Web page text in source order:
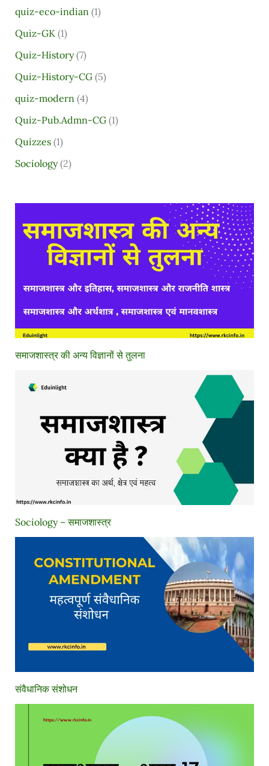
quiz-eco-indian (1)
Quiz-GK (1)
Quiz-History(7)
Quiz-History-CG(5)
quiz-modern (4)
Quiz-Pub.Admn-CG(1)
Quizzes(1)
Sociology(2)
समाजशास्त्र की अन्य विज्ञानों से तुलना
Sociology – समाजशास्त्र
संवैधानिक संशोधन